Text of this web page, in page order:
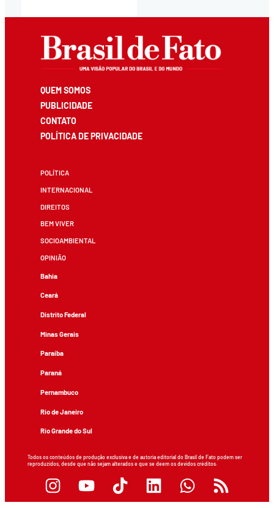
QUEM SOMOS
PUBLICIDADE
CONTATO
POLÍTICA DE PRIVACIDADE
POLÍTICA
INTERNACIONAL
DIREITOS
BEM VIVER
SOCIOAMBIENTAL
OPINIÃO
Bahia
Ceará
Distrito Federal
Minas Gerais
Paraíba
Paraná
Pernambuco
Rio de Janeiro
Rio Grande do Sul
Todos os conteúdos de produção exclusiva e de autoria editorial do Brasil de Fato podem ser
reproduzidos, desde que não sejam alterados e que se deem os devidos créditos.